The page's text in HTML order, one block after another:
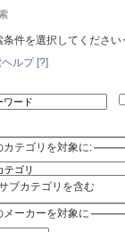
条件を選択してください
ルプ [?]
カテゴリを対象に:
ブカテゴリを含む
メーカーを対象に